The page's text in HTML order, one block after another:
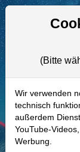
A3CSN0
Holdings
Realtime-
- - -
(Bitte
Wir verwenden
technisch
außerdem
YouTube-
Werbung.